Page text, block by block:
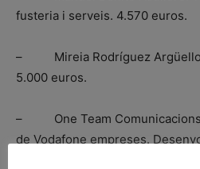
fusteria i serveis. 4.570 euros.
– Mireia Rodríguez Argüello.
5.000 euros.
– One Team
de Vodafone empreses.